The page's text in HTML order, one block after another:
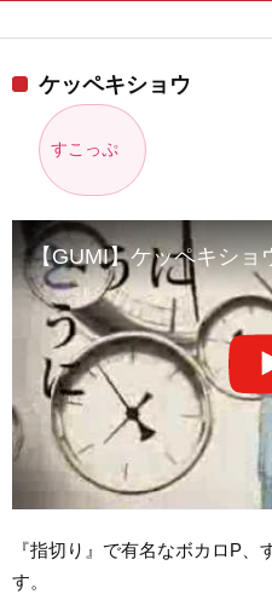
ケッペキショウ
すこっぷ
【GUMI】ケッペキショ
『指切り』で有名なボカロP、
す。